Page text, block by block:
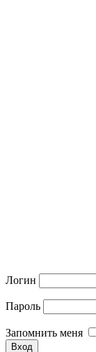
Логин
Пароль
Запомнить меня